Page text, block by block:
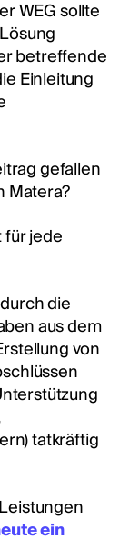
WEG sollte
betreffende
Einleitung
gefallen
Matera?
jede
die
aus dem
von
tatkräftig
ein